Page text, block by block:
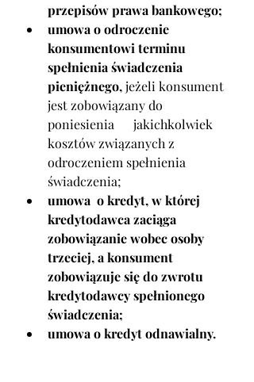
przepisów prawa bankowego;
umowa o odroczenie
konsumentowi terminu
spełnienia świadczenia
pieniężnego, jeżeli konsument
jest zobowiązany do
poniesienia      jakichkolwiek
kosztów związanych z
odroczeniem spełnienia
świadczenia;
umowa  o kredyt, w której
kredytodawca zaciąga
zobowiązanie wobec osoby
trzeciej, a konsument
zobowiązuje się do zwrotu
kredytodawcy spełnionego
świadczenia;
umowa o kredyt odnawialny.